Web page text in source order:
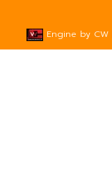
Engine by CW